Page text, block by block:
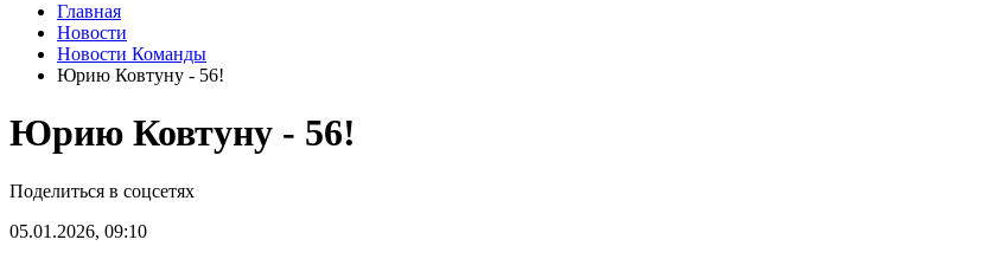
Главная
Новости
Новости Команды
Юрию Ковтуну - 56!
Юрию Ковтуну - 56!
Поделиться в соцсетях
05.01.2026, 09:10